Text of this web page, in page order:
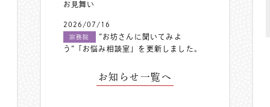
お見舞い
2026/07/16
宗務院
”お坊さんに聞いてみよ
う”「お悩み相談室」を更新しました。
お知らせ一覧へ